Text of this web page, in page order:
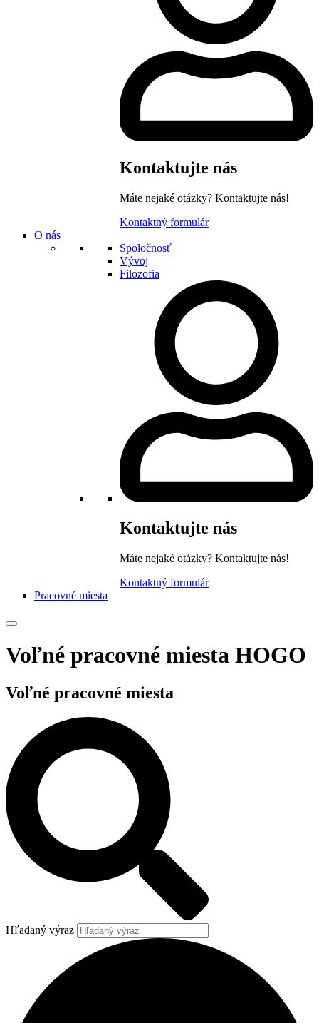
Kontaktujte nás
Máte nejaké otázky? Kontaktujte nás!
Kontaktný formulár
O nás
Spoločnosť
Vývoj
Filozofia
Kontaktujte nás
Máte nejaké otázky? Kontaktujte nás!
Kontaktný formulár
Pracovné miesta
Voľné pracovné miesta HOGO
Voľné pracovné miesta
Hľadaný výraz